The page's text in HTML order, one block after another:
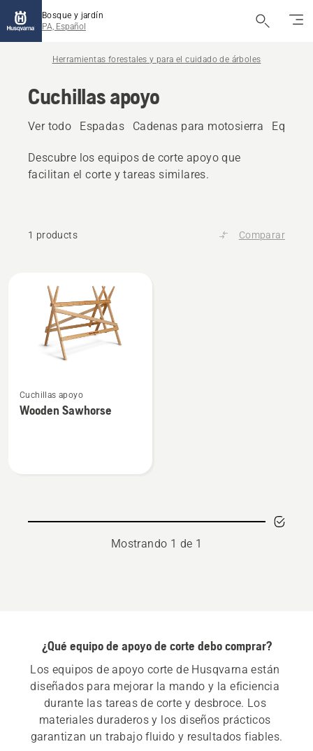
Bosque y jardín
PA, Español
Herramientas forestales y para el cuidado de árboles
Cuchillas apoyo
Ver todo Espadas Cadenas para motosierra
Descubre los equipos de corte apoyo que
facilitan el corte y tareas similares.
1 products Comparar
products
más
detalles
Cuchillas apoyo
Wooden Sawhorse
Mostrando 1 de 1
¿Qué equipo de apoyo de corte debo comprar?
Los equipos de apoyo corte de Husqvarna están
diseñados para mejorar la mando y la eficiencia
durante las tareas de corte y desbroce. Los
materiales duraderos y los diseños prácticos
garantizan un trabajo fluido y resultados fiables.